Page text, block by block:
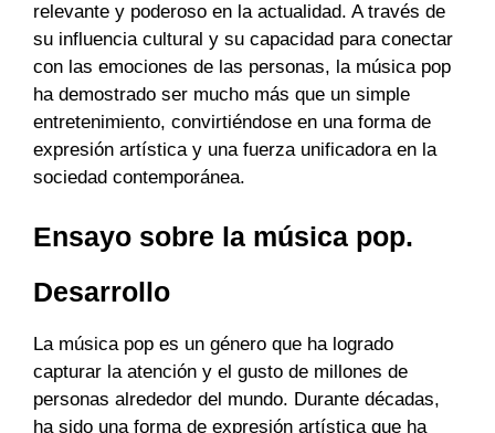
relevante y poderoso en la actualidad. A través de
su influencia cultural y su capacidad para conectar
con las emociones de las personas, la música pop
ha demostrado ser mucho más que un simple
entretenimiento, convirtiéndose en una forma de
expresión artística y una fuerza unificadora en la
sociedad contemporánea.
Ensayo sobre la música pop.
Desarrollo
La música pop es un género que ha logrado
capturar la atención y el gusto de millones de
personas alrededor del mundo. Durante décadas,
ha sido una forma de expresión artística que ha